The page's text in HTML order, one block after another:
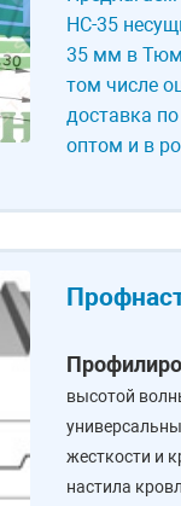
НС-35
35 мм в
том числе
доставка
оптом и в
высотой
жесткости и
настила